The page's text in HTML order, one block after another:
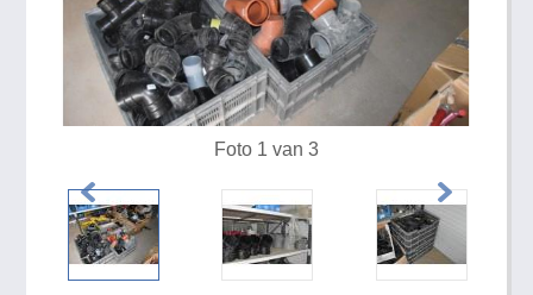
Foto 1 van 3